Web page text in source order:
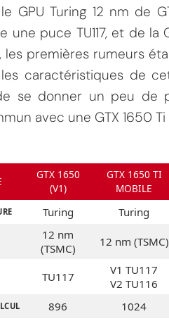
GPU Turing 12 nm de
une puce TU117, et de
premières rumeurs
caractéristiques de
se donner un peu de
avec une GTX 1650 Ti
GTX 1650
(V1)
GTX 1650 TI
MOBILE
Turing Turing
12 nm
(TSMC)
12 nm (TSMC)
TU117
V1 TU117
V2 TU116
896 1024